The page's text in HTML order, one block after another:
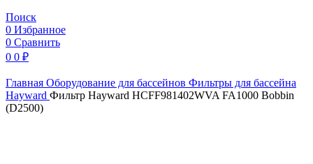
Поиск
0 Избранное
0 Сравнить
0 0 ₽
Главная Оборудование для бассейнов Фильтры для бассейна
Hayward Фильтр Hayward HCFF981402WVA FA1000 Bobbin
(D2500)